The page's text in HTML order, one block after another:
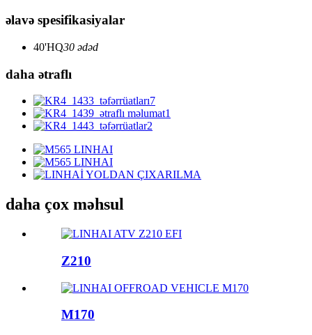
əlavə spesifikasiyalar
40'HQ30 ədəd
daha ətraflı
daha çox məhsul
Z210
M170